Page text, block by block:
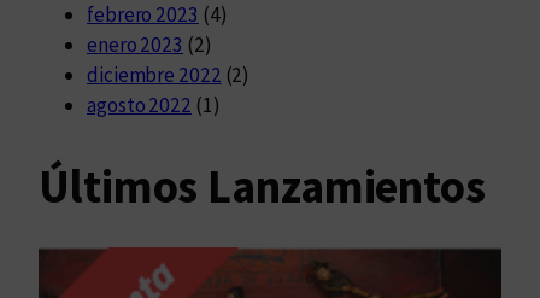
febrero 2023 (4)
enero 2023 (2)
diciembre 2022 (2)
agosto 2022 (1)
Últimos Lanzamientos